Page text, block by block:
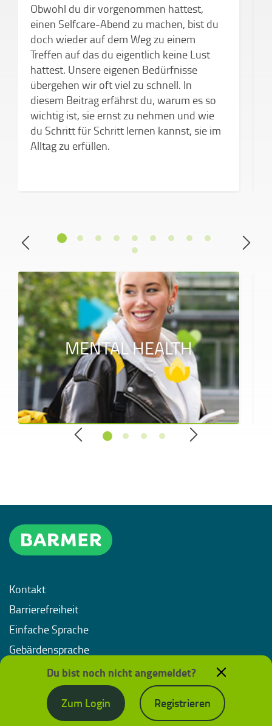
Obwohl du dir vorgenommen hattest,
einen Selfcare-Abend zu machen, bist du
doch wieder auf dem Weg zu einem
Treffen auf das du eigentlich keine Lust
hattest. Unsere eigenen Bedürfnisse
übergehen wir oft viel zu schnell. In
diesem Beitrag erfährst du, warum es so
wichtig ist, sie ernst zu nehmen und wie
du Schritt für Schritt lernen kannst, sie im
Alltag zu erfüllen.
MENTAL HEALTH
Kontakt
Barrierefreiheit
Einfache Sprache
Gebärdensprache
Impressum
Datenschutz
Nutzungsbedingungen
Du bist noch nicht angemeldet?
Zum Login
Registrieren